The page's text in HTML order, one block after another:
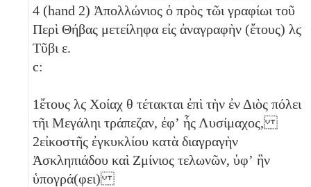
4 (hand 2) Ἀπολλώνιος ὁ πρὸς τῶι γραφίωι τοῦ
Περὶ Θήβας μετείληφα εἰς ἀναγραφὴν (ἔτους) λϛ
Τῦβι ε.
c:
1ἔτους λϛ Χοίαχ θ τέτακται ἐπὶ τὴν ἐν Διὸς πόλει
τῆι Μεγάληι τράπεζαν, ἐφʼ ἧς Λυσίμαχος,
2εἰκοστῆς ἐγκυκλίου κατὰ διαγραγὴν
Ἀσκληπιάδου καὶ Ζμίνιος τελωνῶν, ὑφʼ ἣν
ὑπογρά(φει)